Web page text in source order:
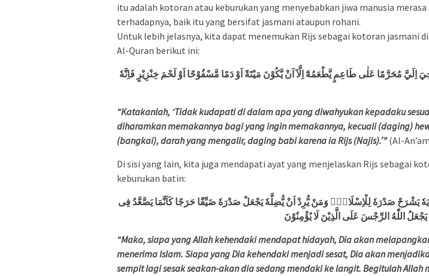
itu adalah kotoran atau keburukan yang menyebabkan jiwa manusia
terhadapnya, baik itu yang bersifat jasmani ataupun rohani.
Untuk lebih jelasnya, kita dapat menemukan Rijs sebagai kotoran jasmani
Al-Quran berikut ini:
اِلَيَّ مُحَرَّمًا عَلٰى طَاعِمٍ يَّطْعَمُهٗٓ اِلَّآ اَنْ يَّكُوْنَ مَيْتَةً اَوْ دَمًا مَّسْفُوْحًا اَوْ لَحْمَ خِنْزِيْرٍ فَاِنَّهٗ
“Katakanlah, ‘Tidak kudapati di dalam apa yang diwahyukan kepadaku
diharamkan memakannya bagi yang ingin memakannya, kecuali (daging)
(bangkai), darah yang mengalir, daging babi karena ia Rijs (Najis).’”(Al-
Di sisi yang lain, kita juga mendapati ayat yang menjelaskan Rijs sebagai
keburukan batin:
يَشْرَحْ صَدْرَهٗ لِلْاِسْلَامِۚ وَمَنْ يُّرِدْ اَنْ يُّضِلَّهٗ يَجْعَلْ صَدْرَهٗ ضَيِّقًا حَرَجًا كَاَنَّمَا يَصَّعَّدُ فِى
اللّٰهُ الرِّجْسَ عَلَى الَّذِيْنَ لَا يُؤْمِنُوْنَ
“Maka, siapa yang Allah kehendaki mendapat hidayah, Dia akan
menerima Islam. Siapa yang Dia kehendaki menjadi sesat, Dia akan
sempit lagi sesak seakan-akan dia sedang mendaki ke langit. Begitulah Allah